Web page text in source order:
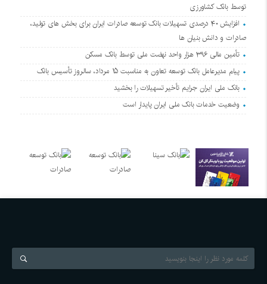
توسط بانک کشاورزی
افزایش ۴۰ درصدی تسهیلات بانک توسعه صادرات ایران برای بخش های تولید،
صادرات و دانش بنیان ها
تأمین مالی ۳۹۶ هزار واحد نهضت ملی توسط بانک مسکن
پیام مدیرعامل بانک توسعه تعاون به مناسبت ۱۵ مرداد، سالروز تأسیس بانک
بانک ملی ایران جرایم تأخیر تسهیلات را بخشید
وضعیت خدمات بانک ملی ایران پایدار است